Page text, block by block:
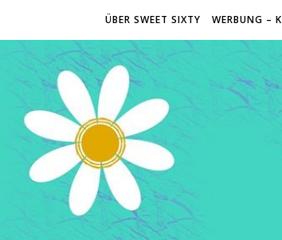
ÜBER SWEET SIXTY WERBUNG –